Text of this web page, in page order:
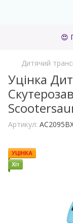
😍
Дитячий
Уцінка
Артикул:
УЦІНКА
Хіт